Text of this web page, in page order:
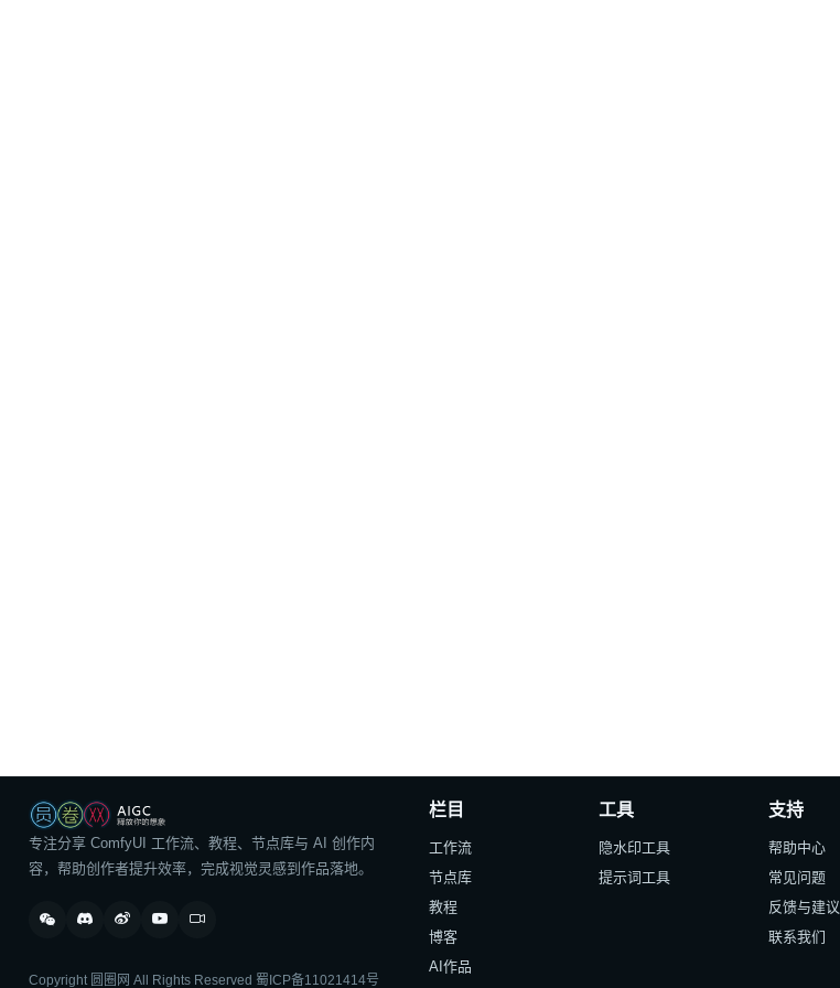
专注分享 ComfyUI 工作流、教程、节点库与 AI 创作内
容，帮助创作者提升效率，完成视觉灵感到作品落地。
Copyright 圆圈网 All Rights Reserved 蜀ICP备11021414号
栏目
工作流
节点库
教程
博客
AI作品
工具
隐水印工具
提示词工具
支持
帮助中心
常见问题
反馈与建议
联系我们